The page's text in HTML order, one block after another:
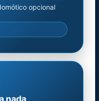
opcional
nada